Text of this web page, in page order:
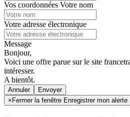
Vos coordonnées Votre nom
Votre adresse électronique
Message
Bonjour,
Voici une offre parue sur le site
intéresser.
A bientôt.
Annuler
× Fermer la fenêtre Enregistrer mon alerte